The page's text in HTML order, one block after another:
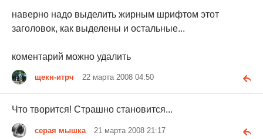
наверно надо выделить жирным шрифтом этот
заголовок, как выделены и остальные...
коментарий можно удалить
щекн-итрч 22 марта 2008 04:50
Что творится! Страшно становится...
серая мышка 21 марта 2008 21:17